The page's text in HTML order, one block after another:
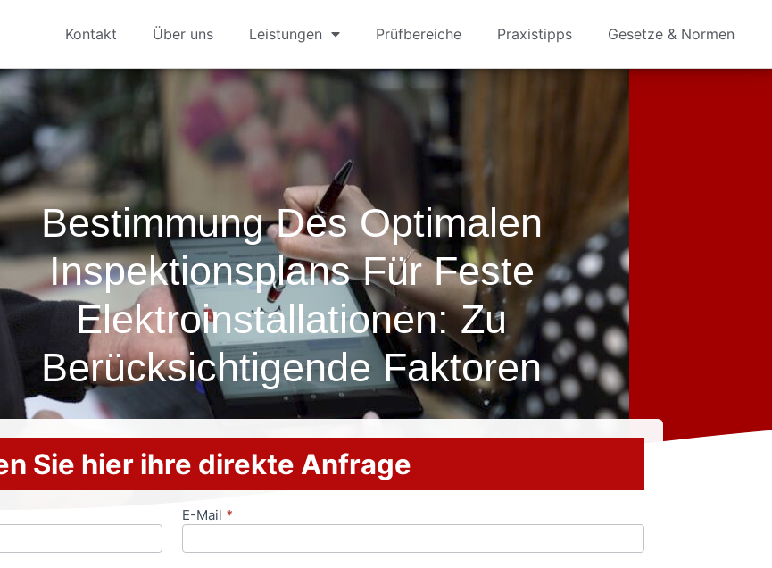
Kontakt Über uns Leistungen Prüfbereiche Praxistipps Gesetze & Normen
Bestimmung Des Optimalen
Inspektionsplans Für Feste
Elektroinstallationen: Zu
Berücksichtigende Faktoren
Sie hier ihre direkte Anfrage
E-Mail *